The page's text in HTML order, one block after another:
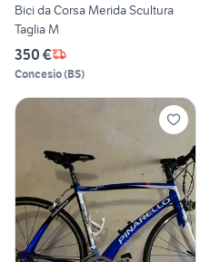
Bici da Corsa Merida Scultura
Taglia M
350 €
Concesio(BS)